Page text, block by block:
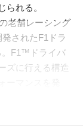
られる。
老舗レーシング
されたF1ドラ
。F1™ドライバ
ズに行える構造